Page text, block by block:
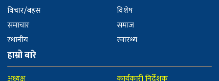
विचार/बहस
विशेष
समाचार
समाज
स्थानीय
स्वास्थ्य
हाम्रो बारे